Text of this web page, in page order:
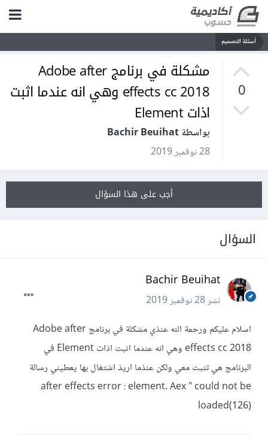
أسئلة التصميم
0
مشكلة في برنامج Adobe after
effects cc 2018 وهي انه عندما اثبت
اذات Element
بواسطة Bachir Beuihat
28 نوفمبر 2019
أجب على هذا السؤال
السؤال
Bachir Beuihat
نشر28 نوفمبر 2019
اسلام عليكم ورحمة الله عنذي مشكلة في برنامج Adobe after
effects cc 2018 وهي انه عندما اثبت اذات Element في
البرنامج هي تثبت معي ولكن عنذما اريذ اشتغال بها يعطيني رسالة
after effects error : element. Aex " could not be
loaded(126)